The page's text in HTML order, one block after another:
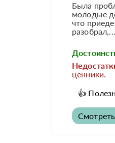
Была
молодые
что
разобрал,...
ценники.
👍